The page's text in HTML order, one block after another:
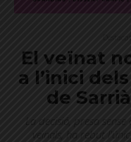
El veïnat
a l’inici
de
La decisió, presa
veïnals, ha rebut